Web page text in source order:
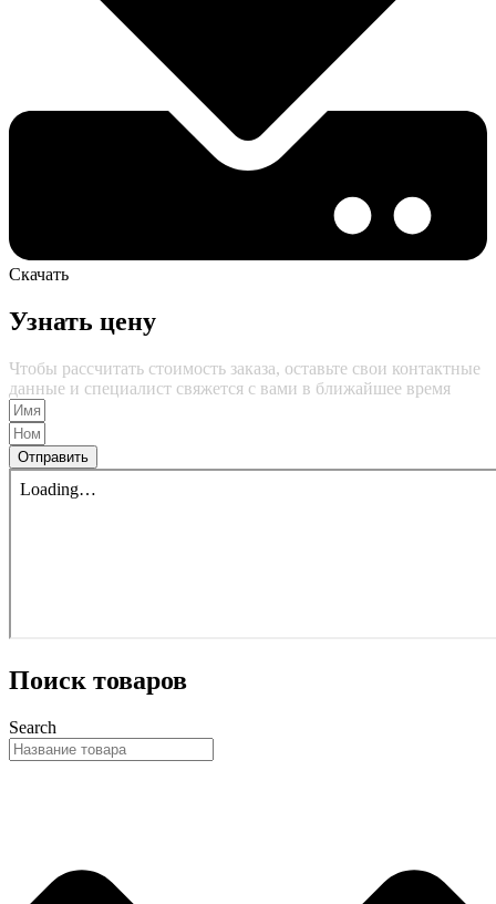
Скачать
Узнать цену
Чтобы рассчитать стоимость заказа, оставьте свои контактные
данные и специалист свяжется с вами в ближайшее время
Отправить
Поиск товаров
Search